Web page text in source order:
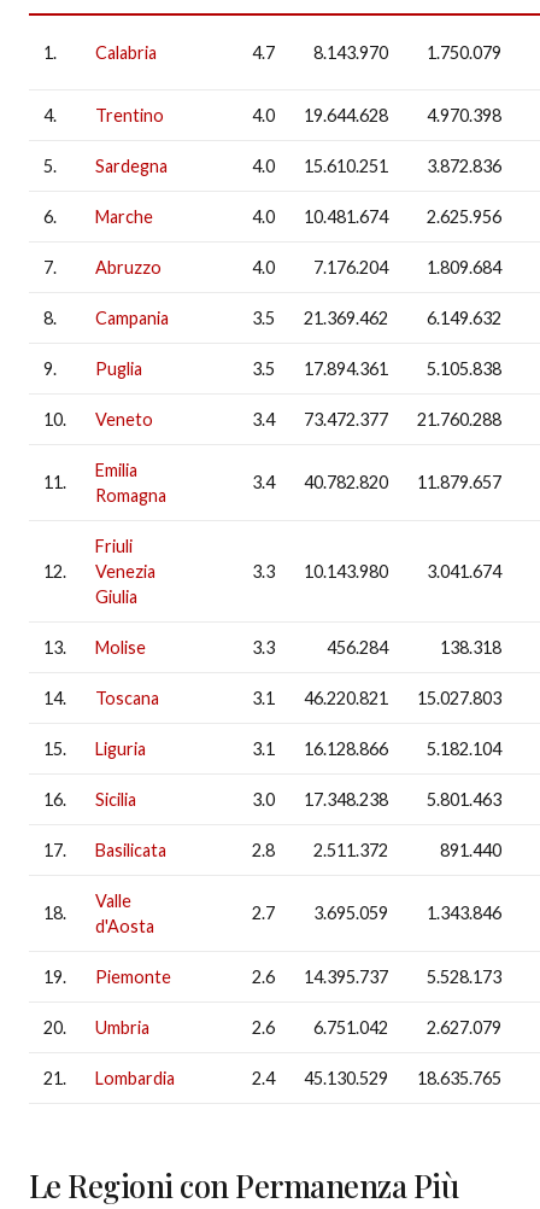
1. Calabria 4.7 8.143.970 1.750.079
4. Trentino 4.0 19.644.628 4.970.398
5. Sardegna 4.0 15.610.251 3.872.836
6. Marche 4.0 10.481.674 2.625.956
7. Abruzzo 4.0 7.176.204 1.809.684
8. Campania 3.5 21.369.462 6.149.632
9. Puglia 3.5 17.894.361 5.105.838
10. Veneto 3.4 73.472.377 21.760.288
11.
Emilia
Romagna
3.4 40.782.820 11.879.657
12.
Friuli
Venezia
Giulia
3.3 10.143.980 3.041.674
13. Molise 3.3 456.284 138.318
14. Toscana 3.1 46.220.821 15.027.803
15. Liguria 3.1 16.128.866 5.182.104
16. Sicilia 3.0 17.348.238 5.801.463
17. Basilicata 2.8 2.511.372 891.440
18.
Valle
d'Aosta
2.7 3.695.059 1.343.846
19. Piemonte 2.6 14.395.737 5.528.173
20. Umbria 2.6 6.751.042 2.627.079
21. Lombardia 2.4 45.130.529 18.635.765
Le Regioni con Permanenza Più